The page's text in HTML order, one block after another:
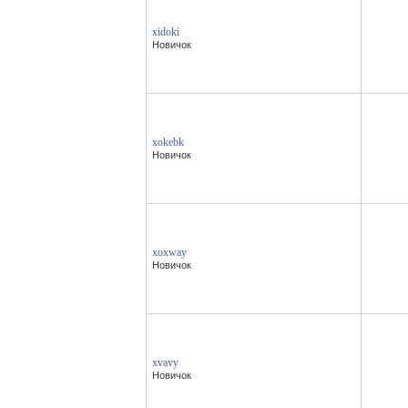
xidoki
Новичок
xokebk
Новичок
xoxway
Новичок
xvavy
Новичок